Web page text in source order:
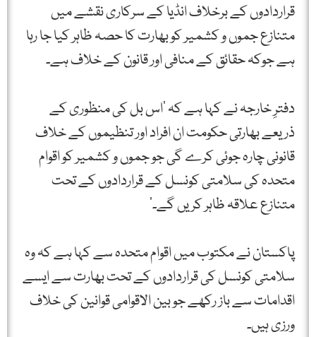
قراردادوں کے برخلاف انڈیا کے سرکاری نقشے میں
متنازع جموں و کشمیر کو بھارت کا حصہ ظاہر کیا جا رہا
ہے جوکہ حقائق کے منافی اور قانون کے خلاف ہے۔
دفترِ خارجہ نے کہا ہے کہ ’اس بل کی منظوری کے
ذریعے بھارتی حکومت ان افراد اور تنظیموں کے خلاف
قانونی چارہ جوئی کرے گی جو جموں و کشمیر کو اقوام
متحدہ کی سلامتی کونسل کے قراردادوں کے تحت
متنازع علاقہ ظاہر کریں گے۔‘
پاکستان نے مکتوب میں اقوام متحدہ سے کہا ہے کہ وہ
سلامتی کونسل کی قراردادوں کے تحت بھارت سے ایسے
اقدامات سے باز رکھے جو بین الاقوامی قوانین کی خلاف
ورزی ہیں۔